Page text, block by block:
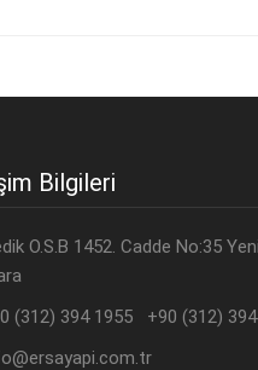
Bilgileri
O.S.B 1452. Cadde No:35
(312) 394 1955 +90 (312) 394